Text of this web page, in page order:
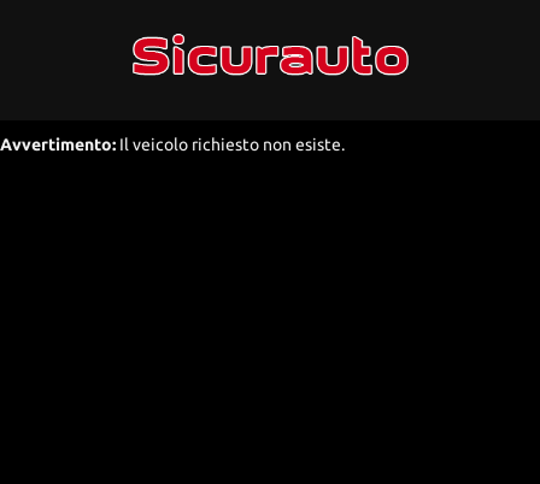
Avvertimento: Il veicolo richiesto non esiste.